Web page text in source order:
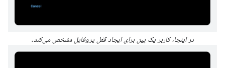
در اینجا، کاربر یک پین برای ایجاد قفل پروفایل مشخص می‌کند.